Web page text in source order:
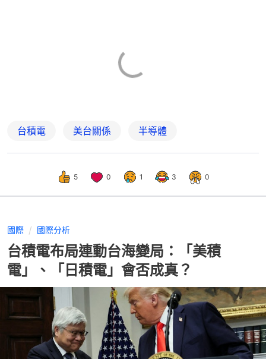
台積電 美台關係 半導體
5 0 1 3 0
國際 國際分析
台積電布局連動台海變局：「美積
電」、「日積電」會否成真？